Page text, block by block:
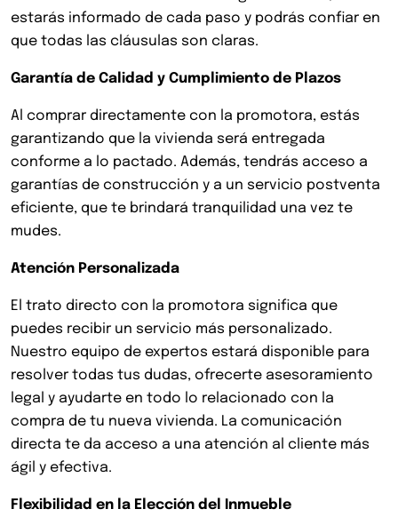
estarás informado de cada paso y podrás confiar en
que todas las cláusulas son claras.
Garantía de Calidad y Cumplimiento de Plazos
Al comprar directamente con la promotora, estás
garantizando que la vivienda será entregada
conforme a lo pactado. Además, tendrás acceso a
garantías de construcción y a un servicio postventa
eficiente, que te brindará tranquilidad una vez te
mudes.
Atención Personalizada
El trato directo con la promotora significa que
puedes recibir un servicio más personalizado.
Nuestro equipo de expertos estará disponible para
resolver todas tus dudas, ofrecerte asesoramiento
legal y ayudarte en todo lo relacionado con la
compra de tu nueva vivienda. La comunicación
directa te da acceso a una atención al cliente más
ágil y efectiva.
Flexibilidad en la Elección del Inmueble